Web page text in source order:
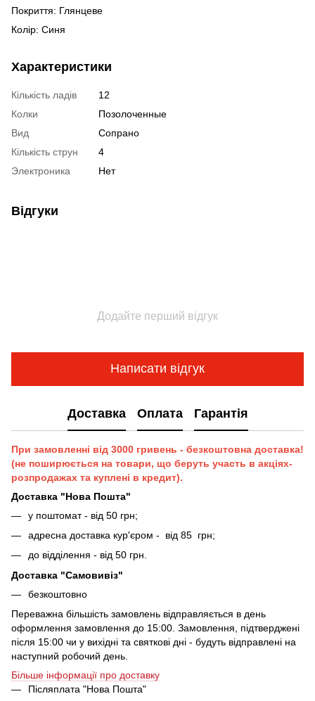
Покриття: Глянцеве
Колір: Синя
Характеристики
Кількість ладів
12
Колки
Позолоченные
Вид
Сопрано
Кількість струн
4
Электроника
Нет
Відгуки
Додайте перший відгук
Написати відгук
Доставка Оплата Гарантія
При замовленні від 3000 гривень - безкоштовна доставка!
(не поширюється на товари, що беруть участь в акціях-
розпродажах та куплені в кредит).
Доставка "Нова Пошта"
у поштомат - від 50 грн;
адресна доставка кур'єром - від 85 грн;
до відділення - від 50 грн.
Доставка "Самовивіз"
безкоштовно
Переважна більшість замовлень відправляється в день
оформлення замовлення до 15:00. Замовлення, підтверджені
після 15:00 чи у вихідні та святкові дні - будуть відправлені на
наступний робочий день.
Більше інформації про доставку
Післяплата "Нова Пошта"